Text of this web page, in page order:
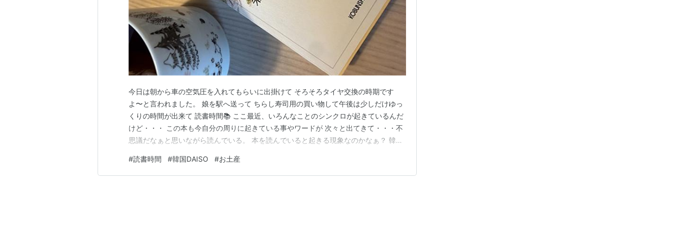
今日は朝から車の空気圧を入れてもらいに出掛けて そろそろタイヤ交換の時期です
よ〜と言われました。 娘を駅へ送って ちらし寿司用の買い物して午後は少しだけゆっ
くりの時間が出来て 読書時間📚 ここ最近、いろんなことのシンクロが起きているんだ
けど・・・ この本も今自分の周りに起きている事やワードが 次々と出てきて・・・不
思議だなぁと思いながら読んでいる。 本を読んでいると起きる現象なのかなぁ？ 韓国
ものがあって 帰ってきて買えないかな〜と調べてみたら結構なお値段するものであっ
た。 びっくり。 今度、神保町の韓国の本専…
#読書時間 #韓国DAISO #お土産